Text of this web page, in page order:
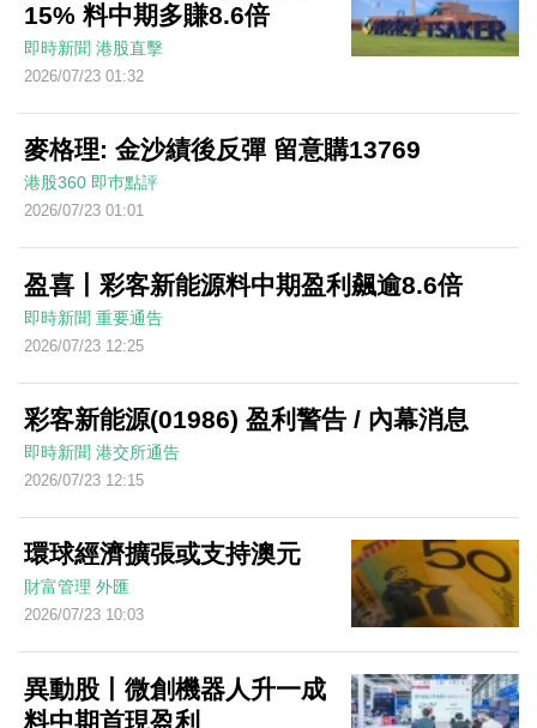
15% 料中期多賺8.6倍
即時新聞 港股直擊
2026/07/23 01:32
麥格理: 金沙績後反彈 留意購13769
港股360 即巿點評
2026/07/23 01:01
盈喜丨彩客新能源料中期盈利飆逾8.6倍
即時新聞 重要通告
2026/07/23 12:25
彩客新能源(01986) 盈利警告 / 內幕消息
即時新聞 港交所通告
2026/07/23 12:15
環球經濟擴張或支持澳元
財富管理 外匯
2026/07/23 10:03
異動股丨微創機器人升一成
料中期首現盈利